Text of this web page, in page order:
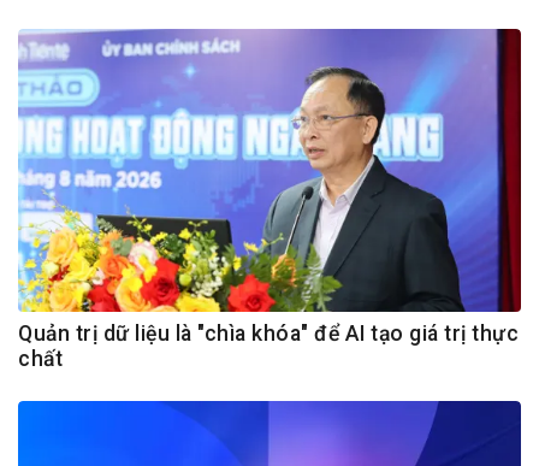
Quản trị dữ liệu là "chìa khóa" để AI tạo giá trị thực
chất